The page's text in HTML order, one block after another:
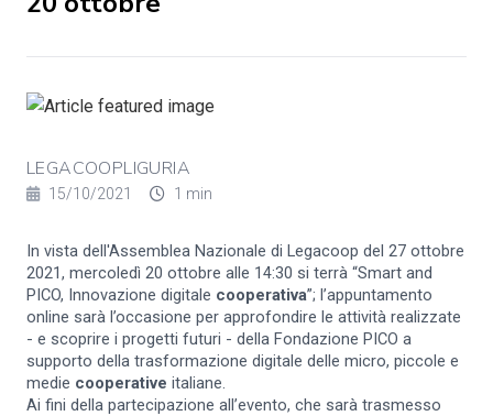
LEGACOOPLIGURIA
15/10/2021 1 min
In vista dell'Assemblea Nazionale di Legacoop del 27 ottobre
2021, mercoledì 20 ottobre ‌alle‌ ‌14:30 ‌si terrà‌ “Smart and
PICO, Innovazione digitale cooperativa”; l’appuntamento
online sarà l’occasione per approfondire le attività realizzate
- e scoprire i progetti futuri - della Fondazione PICO a
supporto della trasformazione digitale delle micro, piccole e
medie cooperative italiane.
Ai‌ ‌fini‌ ‌della‌ ‌partecipazione‌ ‌all’evento,‌ ‌che‌ ‌sarà‌ ‌trasmesso‌